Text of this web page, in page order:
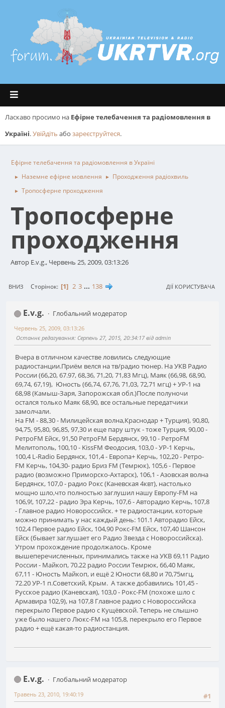
Ласкаво просимо на Ефірне телебачення та радіомовлення в
Україні.Увійдіть або зареєструйтеся.
Ефірне телебачення та радіомовлення в Україні
► Наземне ефірне мовлення ► Проходження радіохвиль
► Тропосферне проходження
Тропосферне
проходження
Автор E.v.g., Червень 25, 2009, 03:13:26
ВНИЗ Сторінок 1 2 3 ... 138 ДІЇ КОРИСТУВАЧА
E.v.g. Глобальний модератор
Червень 25, 2009, 03:13:26
Останнє редагування: Серпень 27, 2015, 20:34:17 від admin
Вчера в отличном качестве ловились следующие
радиостанции.Приём велся на тв/радио тюнер. На УКВ Радио
России (66,20, 67.97, 68,36, 71,20, 71,83 Мгц), Маяк (66,98, 68,90,
69,74, 67,19), Юность (66,74, 67,76, 71,03, 72,71 мгц) + УР-1 на
68,98 (Камыш-Заря, Запорожская обл.)После полуночи
остался только Маяк 68,90, все остальные передатчики
замолчали.
На FM - 88,30 - Милицейская волна,Краснодар + Турция), 90,80,
94,75, 95,80, 96,85, 97,30 и еще пару штук - тоже Турция, 90,00 -
РетроFM Ейск, 91,50 РетроFM Бердянск, 99,10 - РетроFM
Мелитополь, 100,10 - KissFM Феодосия, 103,0 - УР-1 Керчь,
100,4 L-Radio Бердянск, 101,4 - Европа+ Керчь, 102,20 - Ретро-
FM Керчь, 104,30- радио Бриз FM (Темрюк), 105,6 - Первое
радио (возможно Приморско-Ахтарск), 106,1 - Азовская волна
Бердянск, 107,0 - радио Рокс (Каневская 4квт), настолько
мощно шло,что полностью заглушил нашу Европу-FM на
106,9!, 107,22 - радио Эра Керчь, 107,6 - Авторадио Керчь, 107,8
- Главное радио Новороссийск. + те радиостанции, которые
можно принимать у нас каждый день: 101.1 Авторадио Ейск,
102,4 Первое радио Ейск, 104,90 Рокс-FM Ейск, 107,40 Шансон
Ейск (бывает заглушает его Радио Звезда с Новороссийска).
Утром прохождение продолжалось. Кроме
вышеперечисленных, принимались также на УКВ 69,11 Радио
России - Майкоп, 70.22 радио России Темрюк, 66,40 Маяк,
67,11 - Юность Майкоп, и ещё 2 Юности 68,80 и 70,75мгц,
72.20 УР-1 п.Советский, Крым. А также добавились 101,45 -
Русское радио (Каневская), 103,0 - Рокс-FM (похоже шло с
Армавира 102,9), на 107,8 Главное радио с Новороссийска
перекрыло Первое радио с Кущёвской. Теперь не слышно
уже было нашего Люкс-FM на 105,8, перекрыло его Первое
радио + ещё какая-то радиостанция.
E.v.g.
Глобальний модератор
#1
Травень 23, 2010, 19:40:19